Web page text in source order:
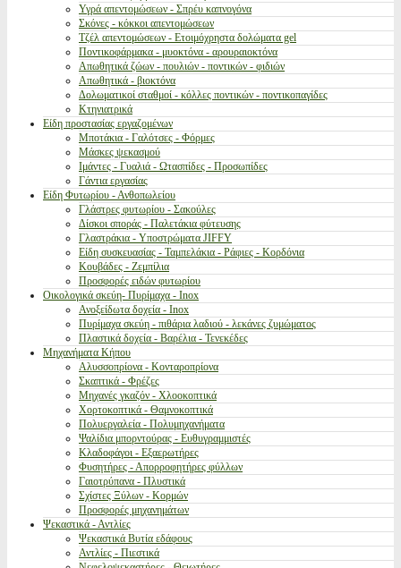
Υγρά απεντομώσεων - Σπρέυ καπνογόνα
Σκόνες - κόκκοι απεντομώσεων
Τζέλ απεντομώσεων - Ετοιμόχρηστα δολώματα gel
Ποντικοφάρμακα - μυοκτόνα - αρουραιοκτόνα
Απωθητικά ζώων - πουλιών - ποντικών - φιδιών
Απωθητικά - βιοκτόνα
Δολωματικοί σταθμοί - κόλλες ποντικών - ποντικοπαγίδες
Κτηνιατρικά
Είδη προστασίας εργαζομένων
Μποτάκια - Γαλότσες - Φόρμες
Μάσκες ψεκασμού
Ιμάντες - Γυαλιά - Ωτασπίδες - Προσωπίδες
Γάντια εργασίας
Είδη Φυτωρίου - Ανθοπωλείου
Γλάστρες φυτωρίου - Σακούλες
Δίσκοι σποράς - Παλετάκια φύτευσης
Γλαστράκια - Υποστρώματα JIFFY
Είδη συσκευασίας - Ταμπελάκια - Ράφιες - Κορδόνια
Κουβάδες - Ζεμπίλια
Προσφορές ειδών φυτωρίου
Οικολογικά σκεύη- Πυρίμαχα - Inox
Ανοξείδωτα δοχεία - Inox
Πυρίμαχα σκεύη - πιθάρια λαδιού - λεκάνες ζυμώματος
Πλαστικά δοχεία - Βαρέλια - Τενεκέδες
Μηχανήματα Κήπου
Αλυσσοπρίονα - Κονταροπρίονα
Σκαπτικά - Φρέζες
Μηχανές γκαζόν - Χλοοκοπτικά
Χορτοκοπτικά - Θαμνοκοπτικά
Πολυεργαλεία - Πολυμηχανήματα
Ψαλίδια μπορντούρας - Ευθυγραμμιστές
Κλαδοφάγοι - Εξαερωτήρες
Φυσητήρες - Απορροφητήρες φύλλων
Γαιοτρύπανα - Πλυστικά
Σχίστες Ξύλων - Κορμών
Προσφορές μηχανημάτων
Ψεκαστικά - Αντλίες
Ψεκαστικά Βυτία εδάφους
Αντλίες - Πιεστικά